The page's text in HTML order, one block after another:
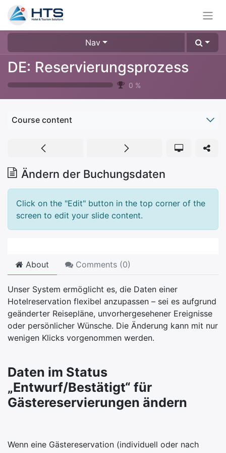
Nav
DE: Reservierungsprozess
0 %
Course content
Ändern der Buchungsdaten
Click on the "Edit" button in the top corner of the
screen to edit your slide content.
About Comments (0)
Unser System ermöglicht es, die Daten einer
Hotelreservation flexibel anzupassen – sei es aufgrund
geänderter Reisepläne, unvorhergesehener Ereignisse
oder persönlicher Wünsche. Die Änderung kann mit nur
wenigen Klicks vorgenommen werden.
Daten im Status
„Entwurf/Bestätigt“ für
Gästereservierungen ändern
Wenn eine Gästereservation (individuell oder nach